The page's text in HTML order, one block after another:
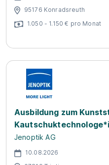
95176 Konradsreuth
1.050 - 1.150 € pro Monat
Ausbildung zum
Jenoptik AG
10.08.2026